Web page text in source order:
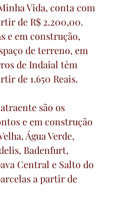
Vida, conta com
de R$ 2.200,00.
e em construção,
de terreno, em
de Indaial têm
de 1.650 Reais.
são os
e em construção
Água Verde,
Badenfurt,
Central e Salto do
a partir de